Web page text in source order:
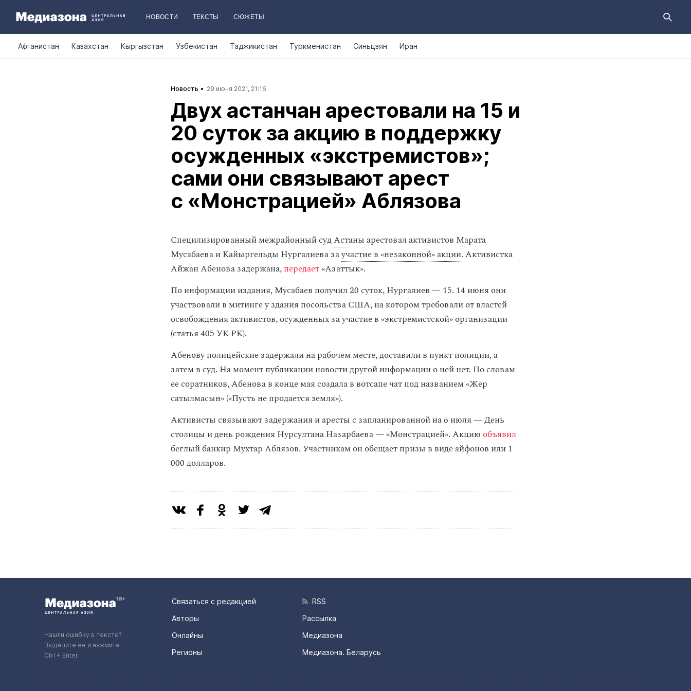
НОВОСТИ ТЕКСТЫ СЮЖЕТЫ
Афганистан Казахстан Кыргызстан Узбекистан Таджикистан Туркменистан Синьцзян Иран
Новость 29 июня 2021, 21:16
Двух астанчан арестовали на 15 и
20 суток за акцию в поддержку
осужденных «экстремистов»;
сами они связывают арест
с «Монстрацией» Аблязова
Специлизированный межрайонный судАстаныарестовал активистов Марата
Мусабаева и Кайыргельды Нургалиева заучастие в «незаконной» акции. Активистка
Айжан Абенова задержана,передает«Азаттык».
По информации издания, Мусабаев получил 20 суток, Нургалиев — 15. 14 июня они
участвовали в митинге у здания посольства США, на котором требовали от властей
освобождения активистов, осужденных за участие в «экстремистской» организации
(статья 405 УК РК).
Абенову полицейские задержали на рабочем месте, доставили в пункт полиции, а
затем в суд. На момент публикации новости другой информации о ней нет. По словам
ее соратников, Абенова в конце мая создала в вотсапе чат под названием «Жер
сатылмасын» («Пусть не продается земля»).
Активисты связывают задержания и аресты с запланированной на 6 июля — День
столицы и день рождения Нурсултана Назарбаева — «Монстрацией». Акцию объявил
беглый банкир Мухтар Аблязов. Участникам он обещает призы в виде айфонов или 1
000 долларов.
Нашли ошибку в тексте?
Выделите ее и нажмите
Ctrl + Enter
Связаться с редакцией
Авторы
Онлайны
Регионы
RSS
Рассылка
Медиазона
Медиазона. Беларусь